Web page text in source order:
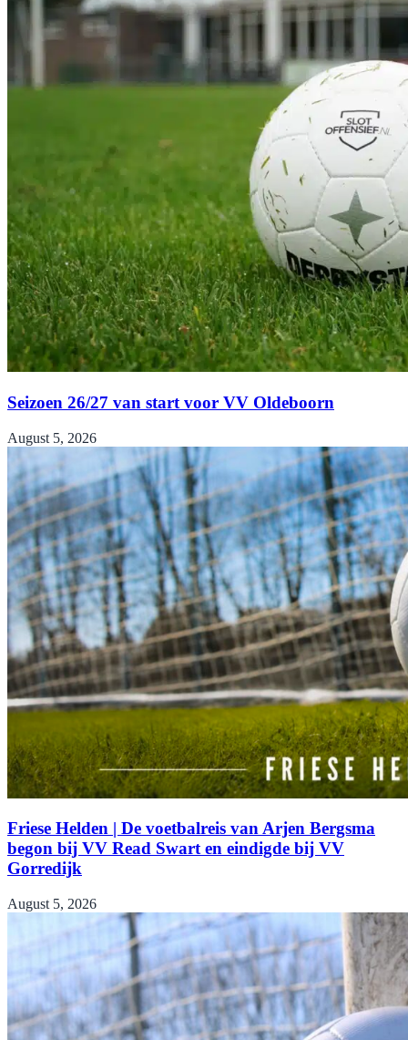
Seizoen 26/27 van start voor VV Oldeboorn
August 5, 2026
Friese Helden | De voetbalreis van Arjen Bergsma
begon bij VV Read Swart en eindigde bij VV
Gorredijk
August 5, 2026